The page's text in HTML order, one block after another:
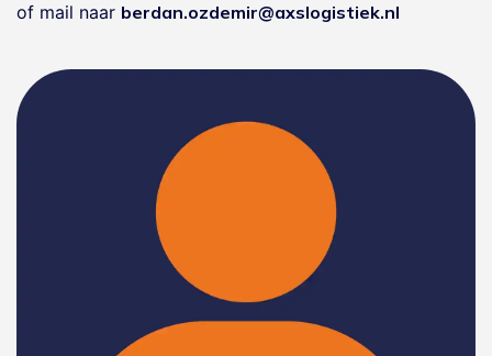
of mail naar berdan.ozdemir@axslogistiek.nl